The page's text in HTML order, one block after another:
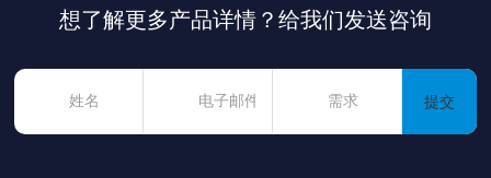
想了解更多产品详情？给我们发送咨询
提交